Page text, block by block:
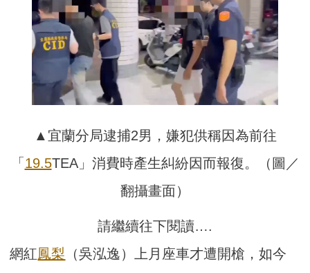
▲宜蘭分局逮捕2男，嫌犯供稱因為前往
「 19.5TEA」消費時產生糾紛因而報復。（圖／
翻攝畫面）
請繼續往下閱讀….
網紅鳳梨 （吳泓逸）上月座車才遭開槍，如今